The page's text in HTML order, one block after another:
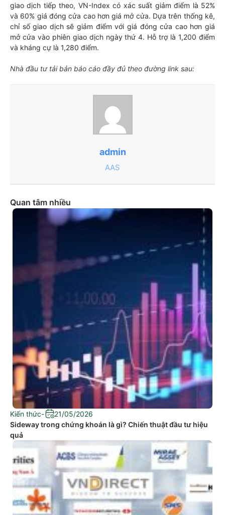
giao dịch tiếp theo, VN-Index có xác suất giảm điểm là 52%
và 60% giá đóng cửa cao hơn giá mở cửa. Dựa trên thống kê,
chỉ số giao dịch sẽ giảm điểm với giá đóng cửa cao hơn giá
mở cửa vào phiên giao dịch ngày thứ 4. Hỗ trợ là 1,200 điểm
và kháng cự là 1,280 điểm.
Nhà đầu tư tải bản báo cáo đầy đủ theo đường link sau:
admin
AAS
Quan tâm nhiều
Kiến thức-
21/05/2026
Sideway trong chứng khoán là gì? Chiến thuật đầu tư hiệu
quả